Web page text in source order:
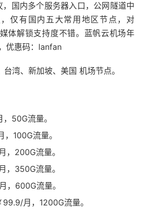
国内多个服务器入口，公网隧道中
仅有国内五大常用地区节点，对
体解锁支持度不错。蓝帆云机场年
优惠码：lanfan
湾、新加坡、美国 机场节点。
50G流量。
100G流量。
，200G流量。
，350G流量。
，600G流量。
月，1200G流量。